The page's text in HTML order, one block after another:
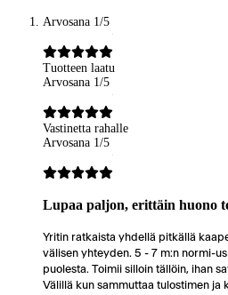
Arvosana 1/5
Tuotteen laatu
Arvosana 1/5
Vastinetta rahalle
Arvosana 1/5
Lupaa paljon, erittäin huono
Yritin ratkaista yhdellä pitkällä
välisen yhteyden. 5 - 7 m:n normi-
puolesta. Toimii silloin tällöin, ihan
Välillä kun sammuttaa tulostimen ja